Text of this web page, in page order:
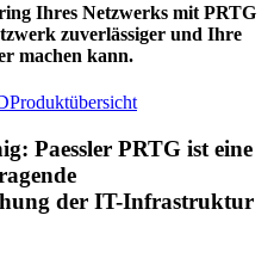
Ihres Netzwerks mit PRTG
zuverlässiger und Ihre
machen kann.
Produktübersicht
Paessler PRTG ist eine
der IT-Infrastruktur